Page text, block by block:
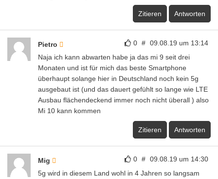
Zitieren Antworten
0 # 09.08.19 um 13:14
Pietro
Naja ich kann abwarten habe ja das mi 9 seit drei
Monaten und ist für mich das beste Smartphone
überhaupt solange hier in Deutschland noch kein 5g
ausgebaut ist (und das dauert gefühlt so lange wie LTE
Ausbau flächendeckend immer noch nicht überall ) also
Mi 10 kann kommen
Zitieren Antworten
0 # 09.08.19 um 14:30
Mig
5g wird in diesem Land wohl in 4 Jahren so langsam